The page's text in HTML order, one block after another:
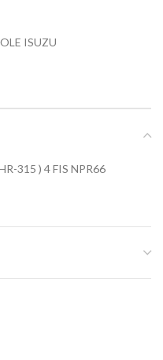
ISUZU
315 ) 4 FIS NPR66